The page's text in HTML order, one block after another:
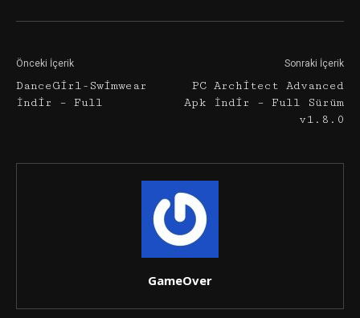
Önceki İçerik
DanceGirl-Swimwear
İndir – Full
Sonraki İçerik
PC Architect Advanced
Apk İndir – Full Sürüm
v1.8.0
GameOver